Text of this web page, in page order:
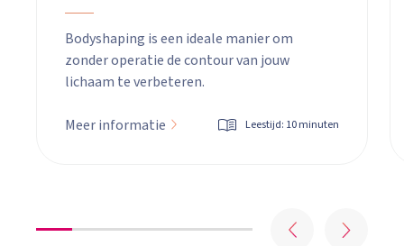
Bodyshaping is een ideale manier om
zonder operatie de contour van jouw
lichaam te verbeteren.
Meer informatie Leestijd: 10 minuten